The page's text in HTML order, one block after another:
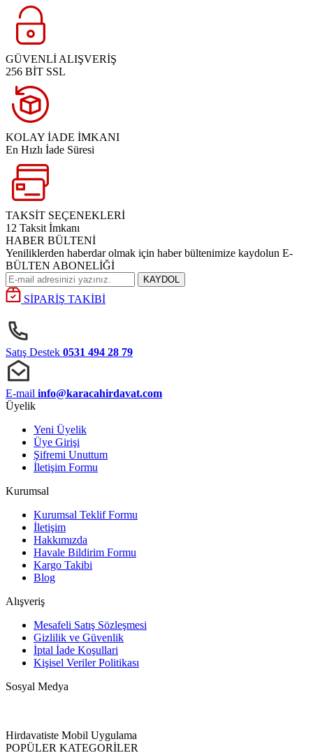
GÜVENLİ ALIŞVERİŞ
256 BİT SSL
KOLAY İADE İMKANI
En Hızlı İade Süresi
TAKSİT SEÇENEKLERİ
12 Taksit İmkanı
HABER BÜLTENİ
Yeniliklerden haberdar olmak için haber bültenimize kaydolun E-
BÜLTEN ABONELİĞİ
KAYDOL
SİPARİŞ TAKİBİ
Satış Destek 0531 494 28 79
E-mail info@karacahirdavat.com
Üyelik
Yeni Üyelik
Üye Girişi
Şifremi Unuttum
İletişim Formu
Kurumsal
Kurumsal Teklif Formu
İletişim
Hakkımızda
Havale Bildirim Formu
Kargo Takibi
Blog
Alışveriş
Mesafeli Satış Sözleşmesi
Gizlilik ve Güvenlik
İptal İade Koşullari
Kişisel Veriler Politikası
Sosyal Medya
Hirdavatiste Mobil Uygulama
POPÜLER KATEGORİLER